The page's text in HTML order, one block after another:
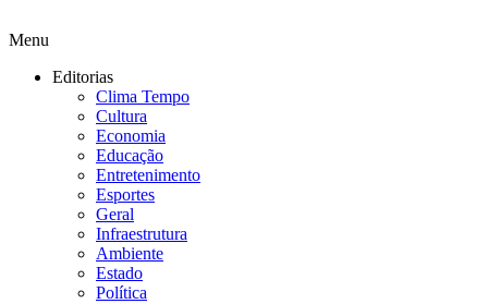
Menu
Editorias
Clima Tempo
Cultura
Economia
Educação
Entretenimento
Esportes
Geral
Infraestrutura
Ambiente
Estado
Política